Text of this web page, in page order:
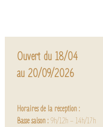
Ouvert du 18/04
au 20/09/2026
Horaires de la réception :
Basse saison :9h/12h – 14h/17h